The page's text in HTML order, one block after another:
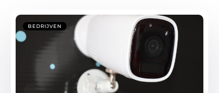
BEDRIJVEN